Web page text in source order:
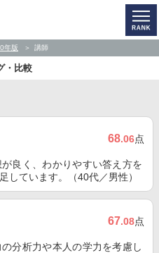
年版 講師
・比較
68.06点
良く、わかりやすい答え方を
しています。（40代／男性）
67.08点
分析力や本人の学力を考慮し